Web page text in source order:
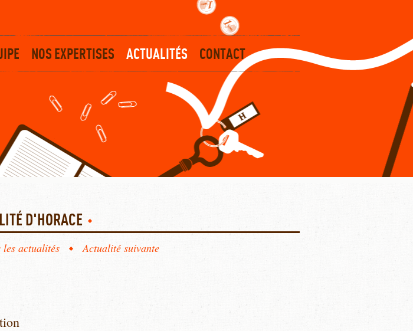
NOS EXPERTISES ACTUALITÉS CONTACT
D'HORACE
les actualités Actualité suivante